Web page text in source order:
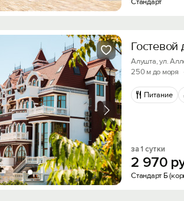
Гостевой
Алушта, ул.
250 м до моря
Питание
за 1 сутки
2 970
Стандарт Б